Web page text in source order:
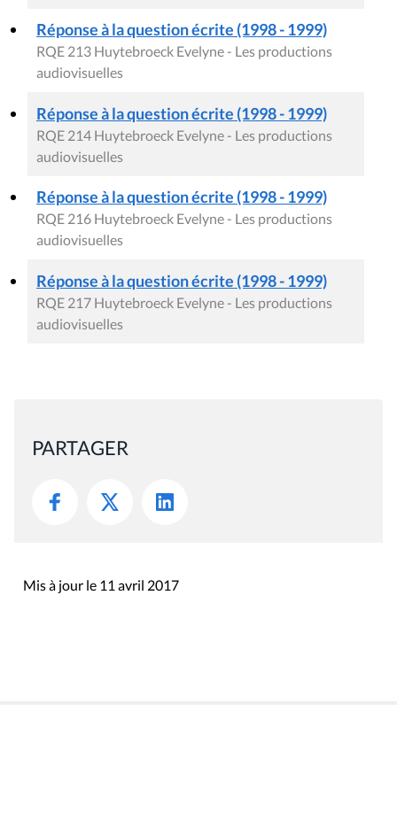
Réponse à la question écrite (1998 - 1999)
RQE 213 Huytebroeck Evelyne - Les productions
audiovisuelles
Réponse à la question écrite (1998 - 1999)
RQE 214 Huytebroeck Evelyne - Les productions
audiovisuelles
Réponse à la question écrite (1998 - 1999)
RQE 216 Huytebroeck Evelyne - Les productions
audiovisuelles
Réponse à la question écrite (1998 - 1999)
RQE 217 Huytebroeck Evelyne - Les productions
audiovisuelles
PARTAGER
Mis à jour le 11 avril 2017